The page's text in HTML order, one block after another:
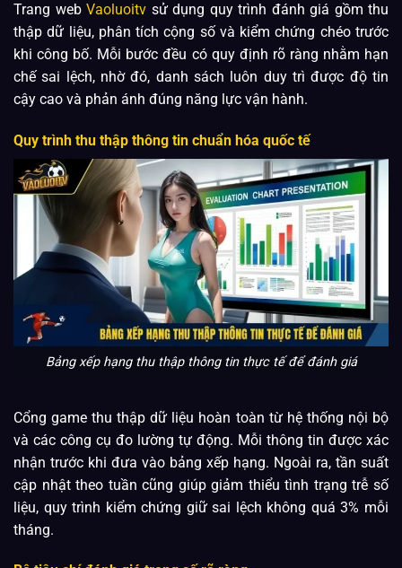
Trang web Vaoluoitv sử dụng quy trình đánh giá gồm thu
thập dữ liệu, phân tích cộng số và kiểm chứng chéo trước
khi công bố. Mỗi bước đều có quy định rõ ràng nhằm hạn
chế sai lệch, nhờ đó, danh sách luôn duy trì được độ tin
cậy cao và phản ánh đúng năng lực vận hành.
Quy trình thu thập thông tin chuẩn hóa quốc tế
Bảng xếp hạng thu thập thông tin thực tế để đánh giá
Cổng game thu thập dữ liệu hoàn toàn từ hệ thống nội bộ
và các công cụ đo lường tự động. Mỗi thông tin được xác
nhận trước khi đưa vào bảng xếp hạng. Ngoài ra, tần suất
cập nhật theo tuần cũng giúp giảm thiểu tình trạng trễ số
liệu, quy trình kiểm chứng giữ sai lệch không quá 3% mỗi
tháng.